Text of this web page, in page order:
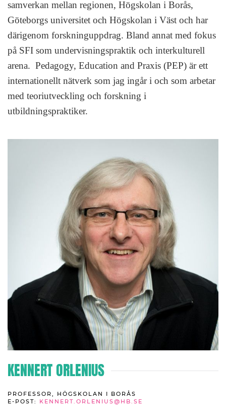
samverkan mellan regionen, Högskolan i Borås,
Göteborgs universitet och Högskolan i Väst och har
därigenom forskninguppdrag. Bland annat med fokus
på SFI som undervisningspraktik och interkulturell
arena. Pedagogy, Education and Praxis (PEP) är ett
internationellt nätverk som jag ingår i och som arbetar
med teoriutveckling och forskning i
utbildningspraktiker.
KENNERT ORLENIUS
PROFESSOR, HÖGSKOLAN I BORÅS
E-POST: KENNERT.ORLENIUS@HB.SE